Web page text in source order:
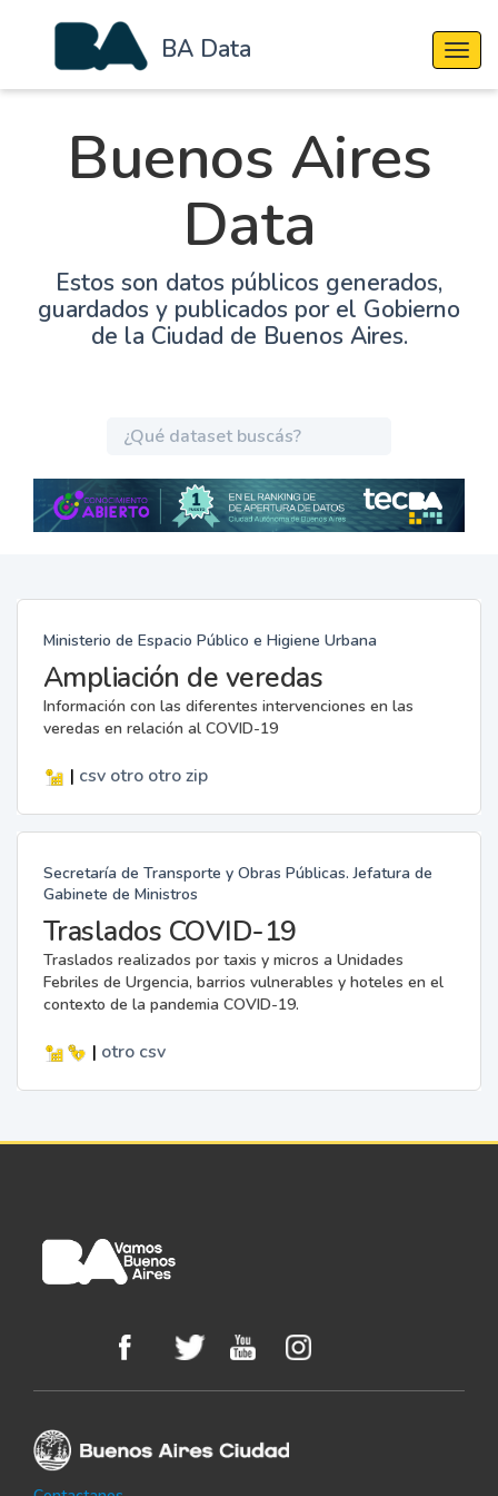
BA Data
Buenos Aires
Data
Estos son datos públicos generados,
guardados y publicados por el Gobierno
de la Ciudad de Buenos Aires.
Ministerio de Espacio Público e Higiene Urbana
Ampliación de veredas
Información con las diferentes intervenciones en las
veredas en relación al COVID-19
| csv otro otro zip
Secretaría de Transporte y Obras Públicas. Jefatura de
Gabinete de Ministros
Traslados COVID-19
Traslados realizados por taxis y micros a Unidades
Febriles de Urgencia, barrios vulnerables y hoteles en el
contexto de la pandemia COVID-19.
| otro csv